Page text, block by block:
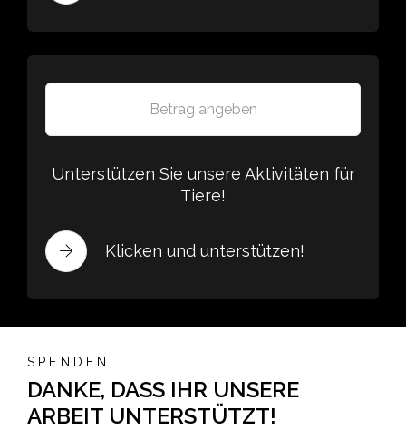
Unterstützen Sie unsere Aktivitäten für
Tiere!
Klicken und unterstützen!
SPENDEN
DANKE, DASS IHR UNSERE
ARBEIT UNTERSTÜTZT!